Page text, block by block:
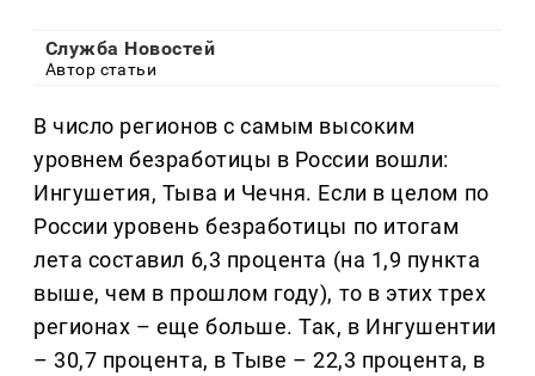
Служба Новостей
Автор статьи
В число регионов с самым высоким
уровнем безработицы в России вошли:
Ингушетия, Тыва и Чечня. Если в целом по
России уровень безработицы по итогам
лета составил 6,3 процента (на 1,9 пункта
выше, чем в прошлом году), то в этих трех
регионах – еще больше. Так, в Ингушентии
– 30,7 процента, в Тыве – 22,3 процента, в